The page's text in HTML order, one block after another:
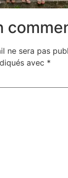
ne sera pas
avec *